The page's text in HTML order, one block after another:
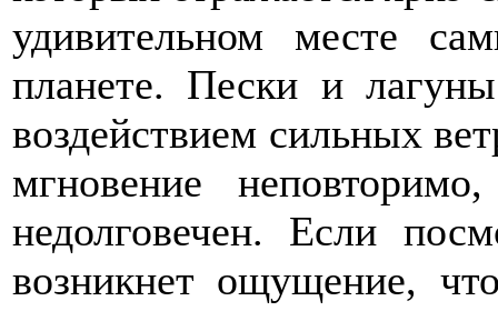
удивительном месте
планете. Пески и
воздействием сильных
мгновение
недолговечен. Если
возникнет ощущение,